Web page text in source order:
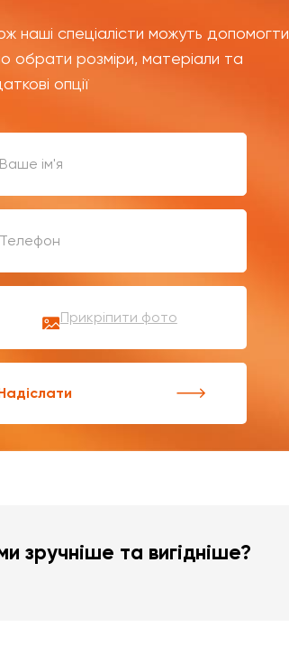
наші спеціалісти можуть допомогти
обрати розміри, матеріали та
опції
Прикріпити фото
зручніше та вигідніше?